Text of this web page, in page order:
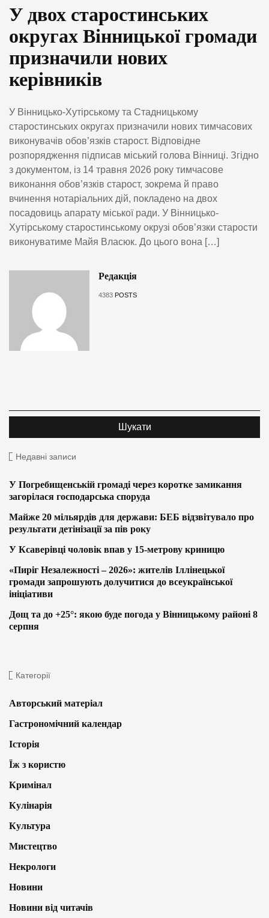
У двох старостинських
округах Вінницької громади
призначили нових
керівників
У Вінницько-Хутірському та Стадницькому
старостинських округах призначили нових тимчасових
виконувачів обов’язків старост. Відповідне
розпорядження підписав міський голова Вінниці. Згідно
з документом, із 14 травня 2026 року тимчасове
виконання обов’язків старост, зокрема й право
вчинення нотаріальних дій, покладено на двох
посадовиць апарату міської ради. У Вінницько-
Хутірському старостинському окрузі обов’язки старости
виконуватиме Майя Власюк. До цього вона […]
Редакція
4383 POSTS
Недавні записи
У Погребищенській громаді через коротке замикання
загорілася господарська споруда
Майже 20 мільярдів для держави: БЕБ відзвітувало про
результати детінізації за пів року
У Ксаверівці чоловік впав у 15-метрову криницю
«Пиріг Незалежності – 2026»: жителів Іллінецької
громади запрошують долучитися до всеукраїнської
ініціативи
Дощ та до +25°: якою буде погода у Вінницькому районі 8
серпня
Категорії
Авторський матеріал
Гастрономічний календар
Історія
Їж з користю
Кримінал
Кулінарія
Культура
Мистецтво
Некрологи
Новини
Новини від читачів